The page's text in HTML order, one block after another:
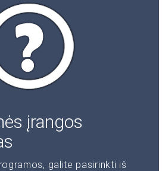
įrangos
galite pasirinkti iš